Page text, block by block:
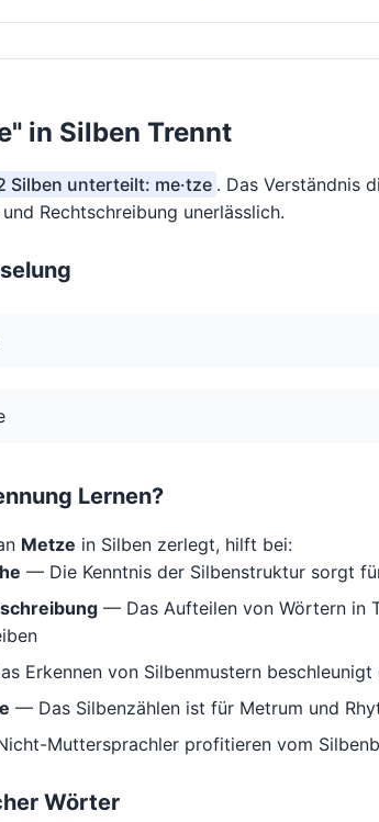
in Silben Trennt
Silben unterteilt: me·tze . Das Verständnis
Rechtschreibung unerlässlich.
Lernen?
Metze in Silben zerlegt, hilft bei:
— Die Kenntnis der Silbenstruktur sorgt
— Das Aufteilen von Wörtern in
Erkennen von Silbenmustern beschleunigt
— Das Silbenzählen ist für Metrum und
Muttersprachler profitieren vom
Wörter